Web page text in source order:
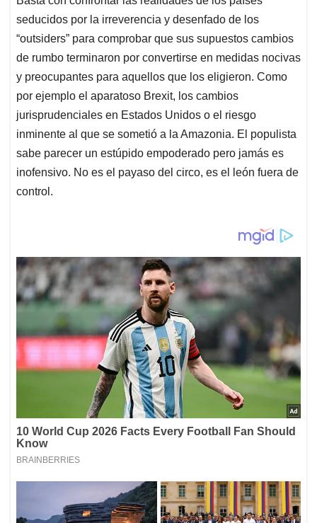
seducidos por la irreverencia y desenfado de los
“outsiders” para comprobar que sus supuestos cambios
de rumbo terminaron por convertirse en medidas nocivas
y preocupantes para aquellos que los eligieron. Como
por ejemplo el aparatoso Brexit, los cambios
jurisprudenciales en Estados Unidos o el riesgo
inminente al que se sometió a la Amazonia. El populista
sabe parecer un estúpido empoderado pero jamás es
inofensivo. No es el payaso del circo, es el león fuera de
control.